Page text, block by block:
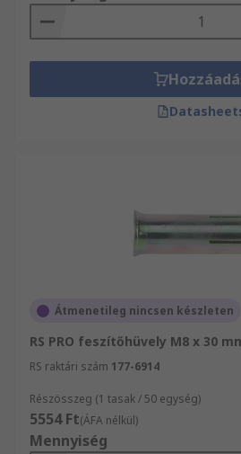
Átmenetileg nincsen készleten
RS PRO feszítőhüvely M8 x 30
RS raktári szám 177-6914
Részösszeg (1 tasak / 50 egység)
5554 Ft(ÁFA nélkül)
Mennyiség